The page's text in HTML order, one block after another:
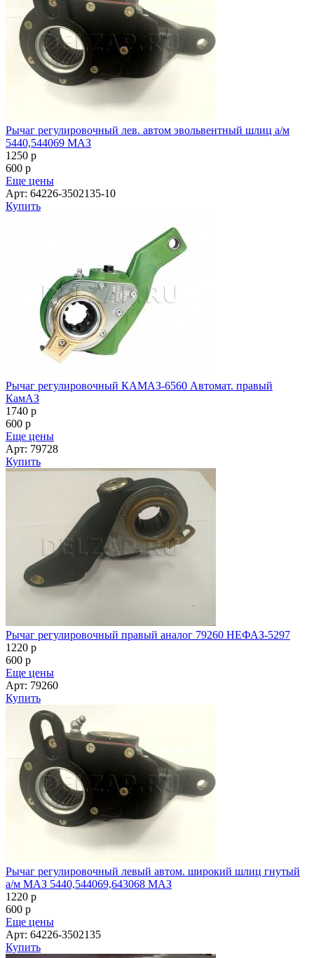
Рычаг регулировочный лев. автом эвольвентный шлиц а/м
5440,544069 МАЗ
1250 p
600 p
Еще цены
Арт: 64226-3502135-10
Купить
Рычаг регулировочный КАМАЗ-6560 Автомат. правый
КамАЗ
1740 p
600 p
Еще цены
Арт: 79728
Купить
Рычаг регулировочный правый аналог 79260 НЕФАЗ-5297
1220 p
600 p
Еще цены
Арт: 79260
Купить
Рычаг регулировочный левый автом. широкий шлиц гнутый
а/м МАЗ 5440,544069,643068 МАЗ
1220 p
600 p
Еще цены
Арт: 64226-3502135
Купить